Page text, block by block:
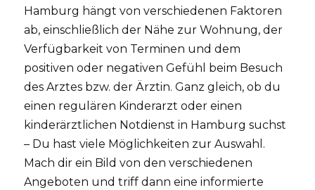
Hamburg hängt von verschiedenen Faktoren
ab, einschließlich der Nähe zur Wohnung, der
Verfügbarkeit von Terminen und dem
positiven oder negativen Gefühl beim Besuch
des Arztes bzw. der Ärztin. Ganz gleich, ob du
einen regulären Kinderarzt oder einen
kinderärztlichen Notdienst in Hamburg suchst
– Du hast viele Möglichkeiten zur Auswahl.
Mach dir ein Bild von den verschiedenen
Angeboten und triff dann eine informierte